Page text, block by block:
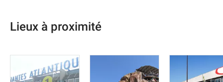
Lieux à proximité